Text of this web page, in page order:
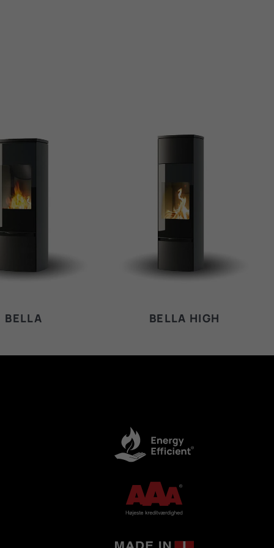
BELLA BELLA HIGH